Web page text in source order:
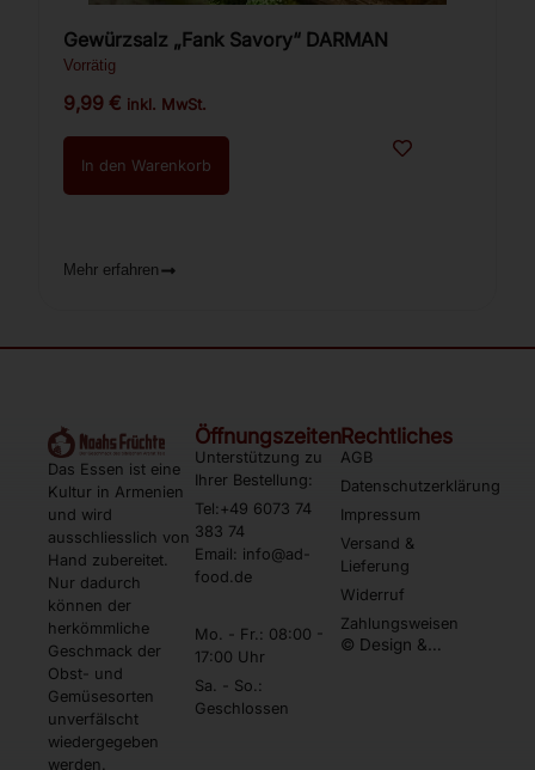
Gewürzsalz „Fank Savory“ DARMAN
Vorrätig
9,99€ inkl. MwSt.
In den Warenkorb
Mehr erfahren
Das Essen ist eine
Kultur in Armenien
und wird
ausschliesslich von
Hand zubereitet.
Nur dadurch
können der
herkömmliche
Geschmack der
Obst- und
Gemüsesorten
unverfälscht
wiedergegeben
werden.
Öffnungszeiten
Unterstützung zu
Ihrer Bestellung:
Tel:+49 6073 74
383 74
Email: info@ad-
food.de
Mo. - Fr.: 08:00 -
17:00 Uhr
Sa. - So.:
Geschlossen
Rechtliches
AGB
Datenschutzerklärung
Impressum
Versand &
Lieferung
Widerruf
Zahlungsweisen
© Design &